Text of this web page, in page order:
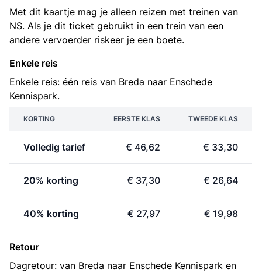
Met dit kaartje mag je alleen reizen met treinen van
NS. Als je dit ticket gebruikt in een trein van een
andere vervoerder riskeer je een boete.
Enkele reis
Enkele reis: één reis van Breda naar Enschede
Kennispark.
KORTING EERSTE KLAS TWEEDE KLAS
Volledig tarief € 46,62 € 33,30
20% korting € 37,30 € 26,64
40% korting € 27,97 € 19,98
Retour
Dagretour: van Breda naar Enschede Kennispark en